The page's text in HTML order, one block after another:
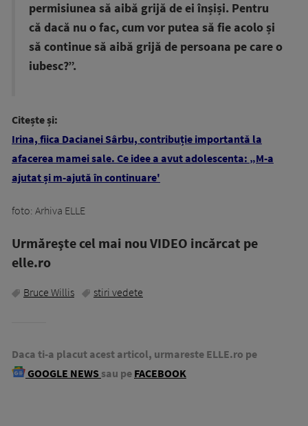
permisiunea să aibă grijă de ei înșiși. Pentru
că dacă nu o fac, cum vor putea să fie acolo și
să continue să aibă grijă de persoana pe care o
iubesc?”.
Citește și:
Irina, fiica Dacianei Sârbu, contribuție importantă la
afacerea mamei sale. Ce idee a avut adolescenta: „M-a
ajutat și m-ajută în continuare'
foto: Arhiva ELLE
Urmăreşte cel mai nou VIDEO incărcat pe
elle.ro
Bruce Willis stiri vedete
Daca ti-a placut acest articol, urmareste ELLE.ro pe
GOOGLE NEWS sau pe FACEBOOK